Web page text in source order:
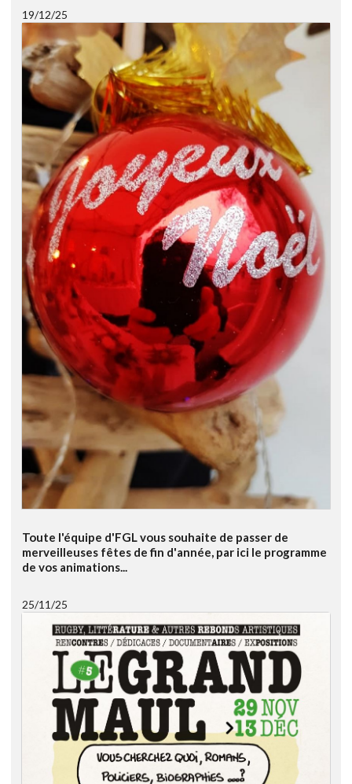
19/12/25
Toute l'équipe d'FGL vous souhaite de passer de
merveilleuses fêtes de fin d'année, par ici le programme
de vos animations...
25/11/25